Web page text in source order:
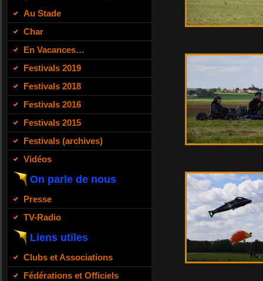
Au Stade
Char
En Vacances…
Festivals 2019
Festivals 2018
Festivals 2016
Festivals 2015
Festivals (archives)
Vidéos
On parle de nous
Presse
TV-Radio
Liens utiles
Clubs et Associations
Fédérations et Officiels